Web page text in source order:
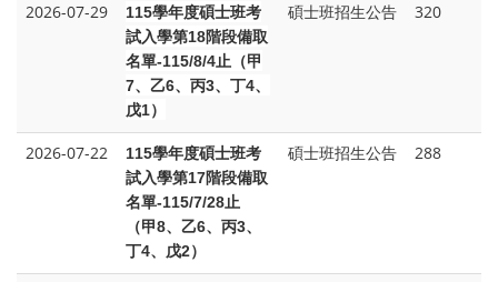
2026-07-29 115學年度碩士班考
試入學第18階段備取
名單-115/8/4止（甲
7、乙6、丙3、丁4、
戊1）
碩士班招生公告 320
2026-07-22 115學年度碩士班考
試入學第17階段備取
名單-115/7/28止
（甲8、乙6、丙3、
丁4、戊2）
碩士班招生公告 288